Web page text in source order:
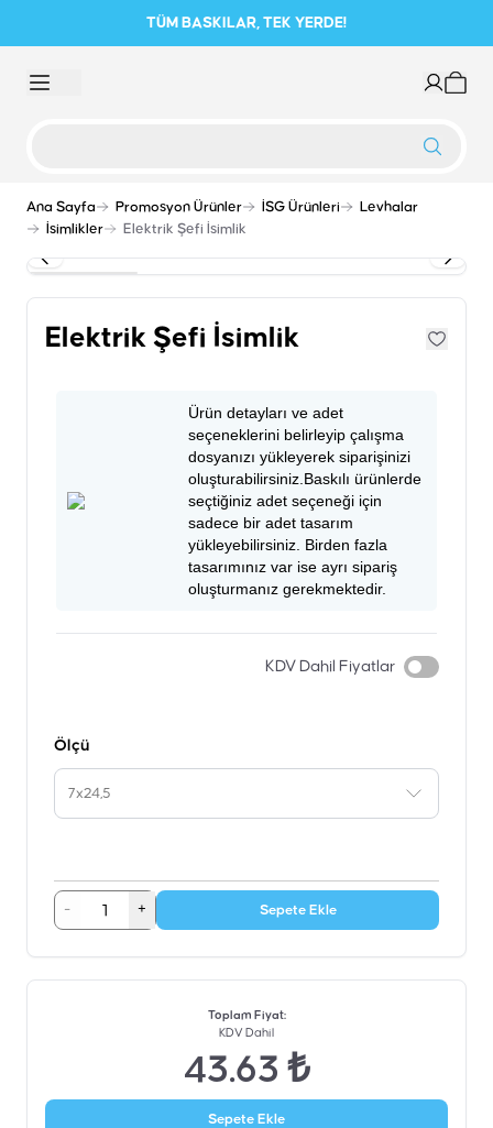
TÜM BASKILAR, TEK YERDE!
Ana Sayfa Promosyon Ürünler İSG Ürünleri
Levhalar
İsimlikler
Elektrik Şefi İsimlik
Elektrik Şefi İsimlik
Ürün detayları ve adet
seçeneklerini belirleyip çalışma
dosyanızı yükleyerek siparişinizi
oluşturabilirsiniz.Baskılı ürünlerde
seçtiğiniz adet seçeneği için
sadece bir adet tasarım
yükleyebilirsiniz. Birden fazla
tasarımınız var ise ayrı sipariş
oluşturmanız gerekmektedir.
KDV Dahil Fiyatlar
Ölçü
7x24,5
- + Sepete Ekle
Toplam Fiyat:
KDV Dahil
43.63 ₺
Sepete Ekle